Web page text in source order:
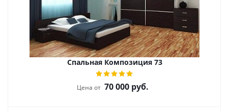
Спальная Композиция 73
Цена от 70 000 руб.